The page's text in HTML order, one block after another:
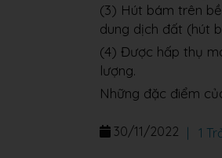
(3) Hút bám trên
dung dịch đất (hút
(4) Được hấp thụ
lượng.
Những đặc điểm
30/11/2022 1